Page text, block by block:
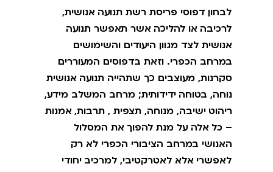
לבחון דפוסי פריסת רשת תנועה אנושית,
לרכיבה או להליכה אשר תאפשר תנועה
אנושית לצד מגוון היעודים והשימושים
במרחב הכפרי. וזאת בדפוסים המעוררים
סקרנות, מעוצבים כך שתהייה תנועה אנושית
נוחה, בטוחה ידידותית; מרחב המשלב מידע,
ריהוט ישיבה, מנוחה, תצפית , תרבות, אמנות
– כל אלה על מנת להפוך את המסלול
האנושי במרחב הציבורי הכפרי לא רק
לאפשרי אלא לאטרקטיבי, למרכיב יחודי